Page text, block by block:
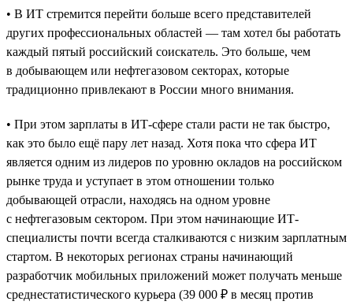
• В ИТ стремится перейти больше всего представителей
других профессиональных областей — там хотел бы работать
каждый пятый российский соискатель. Это больше, чем
в добывающем или нефтегазовом секторах, которые
традиционно привлекают в России много внимания.
• При этом зарплаты в ИТ-сфере стали расти не так быстро,
как это было ещё пару лет назад. Хотя пока что сфера ИТ
является одним из лидеров по уровню окладов на российском
рынке труда и уступает в этом отношении только
добывающей отрасли, находясь на одном уровне
с нефтегазовым сектором. При этом начинающие ИТ-
специалисты почти всегда сталкиваются с низким зарплатным
стартом. В некоторых регионах страны начинающий
разработчик мобильных приложений может получать меньше
среднестатистического курьера (39 000 ₽ в месяц против